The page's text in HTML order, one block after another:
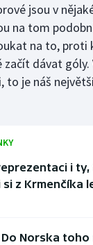
jsou v
na tom
na to, proti
dávat góly.
to je náš
i
z Krmenčíka
Norska toho